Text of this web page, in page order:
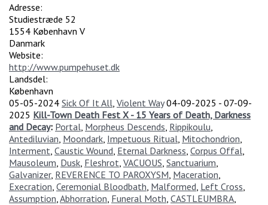
Adresse:
Studiestræde 52
1554 København V
Danmark
Website:
http://www.pumpehuset.dk
Landsdel:
København
05-05-2024 Sick Of It All Violent Way 04-09-2025 - 07-09-
2025 Kill-Town Death Fest X - 15 Years of Death, Darkness
and Decay: Portal Morpheus Descends Rippikoulu
Antediluvian Moondark Impetuous Ritual Mitochondrion
Interment Caustic Wound Eternal Darkness Corpus Offal
Mausoleum Dusk Fleshrot VACUOUS Sanctuarium
Galvanizer, REVERENCE TO PAROXYSM Maceration
Execration Ceremonial Bloodbath Malformed Left Cross
Assumption Abhorration Funeral Moth CASTLEUMBRA